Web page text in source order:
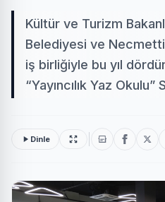
Kültür ve Turizm
Belediyesi ve
iş birliğiyle bu yıl
“Yayıncılık Yaz Okulu”
Dinle